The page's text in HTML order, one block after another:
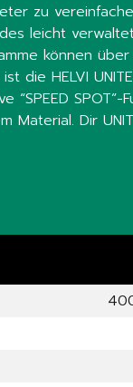
zu
leicht
können
die HELVI
SPOT”-
Dir